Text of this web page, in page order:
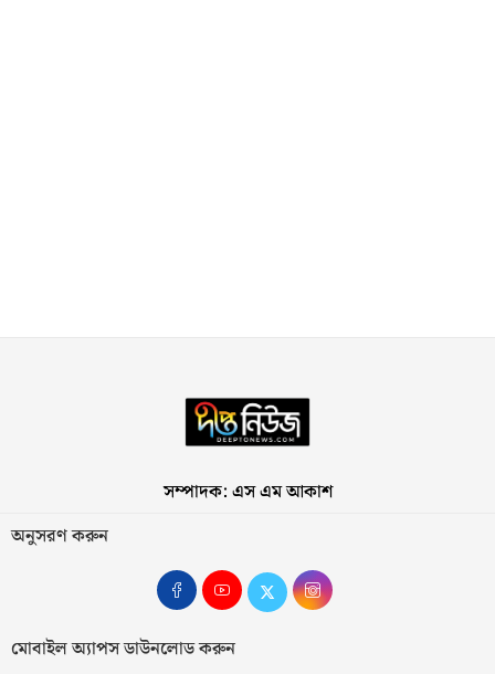
সম্পাদক: এস এম আকাশ
অনুসরণ করুন
মোবাইল অ্যাপস ডাউনলোড করুন